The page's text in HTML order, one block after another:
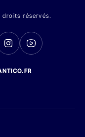
droits réservés.